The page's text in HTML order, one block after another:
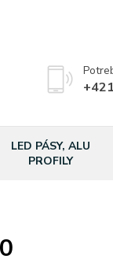
LED PÁSY, ALU
PROFILY